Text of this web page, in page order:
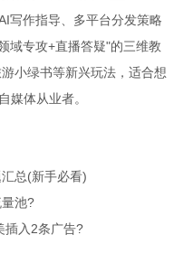
写作指导、多平台分发策略
域专攻+直播答疑"的三维教
小绿书等新兴玩法，适合想
媒体从业者。
总(新手必看)
池?
插入2条广告?